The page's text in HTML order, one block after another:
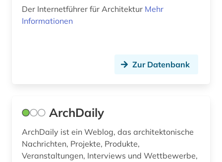
digitalisierung (1)
din-vde-norm (1)
diplomarbeit (1)
discovery system (1)
Der Internetführer für Architektur Mehr
Informationen
Zur Datenbank
ArchDaily
ArchDaily ist ein Weblog, das architektonische
Nachrichten, Projekte, Produkte,
Veranstaltungen, Interviews und Wettbewerbe,